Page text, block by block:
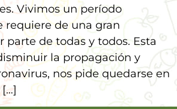
Vivimos un período
requiere de una gran
parte de todas y todos. Esta
la propagación y
nos pide quedarse en
[…]